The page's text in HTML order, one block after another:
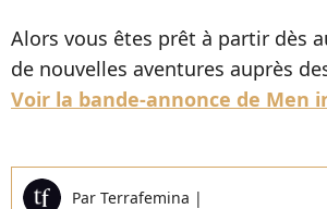
Alors vous êtes prêt à partir dès
de nouvelles aventures auprès
Voir la bande-annonce de Men
Par Terrafemina |